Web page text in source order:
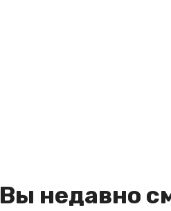
Вы недавно